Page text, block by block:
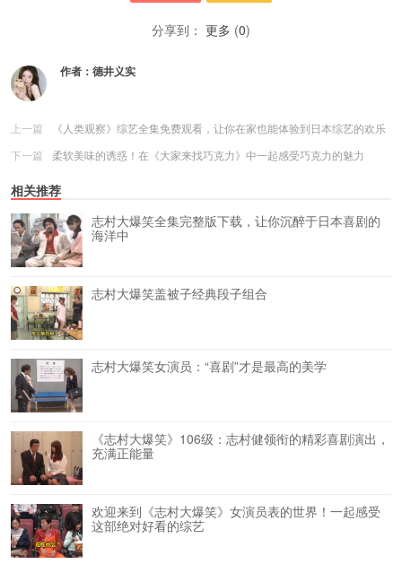
分享到： 更多 (0)
作者： 德井义实
上一篇
《人类观察》综艺全集免费观看，让你在家也能体验到日本综艺的欢乐
下一篇
柔软美味的诱惑！在《大家来找巧克力》中一起感受巧克力的魅力
相关推荐
志村大爆笑全集完整版下载，让你沉醉于日本喜剧的
海洋中
志村大爆笑盖被子经典段子组合
志村大爆笑女演员：“喜剧”才是最高的美学
《志村大爆笑》106级：志村健领衔的精彩喜剧演出，
充满正能量
欢迎来到《志村大爆笑》女演员表的世界！一起感受
这部绝对好看的综艺